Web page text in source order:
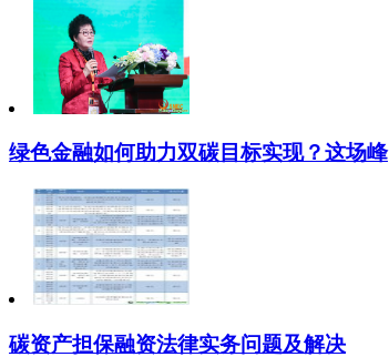
绿色金融如何助力双碳目标实现？这场峰
碳资产担保融资法律实务问题及解决